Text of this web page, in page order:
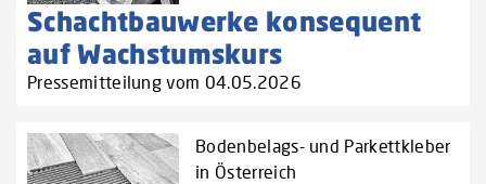
Schachtbauwerke konsequent
auf Wachstumskurs
Pressemitteilung vom 04.05.2026
Bodenbelags- und Parkettkleber
in Österreich